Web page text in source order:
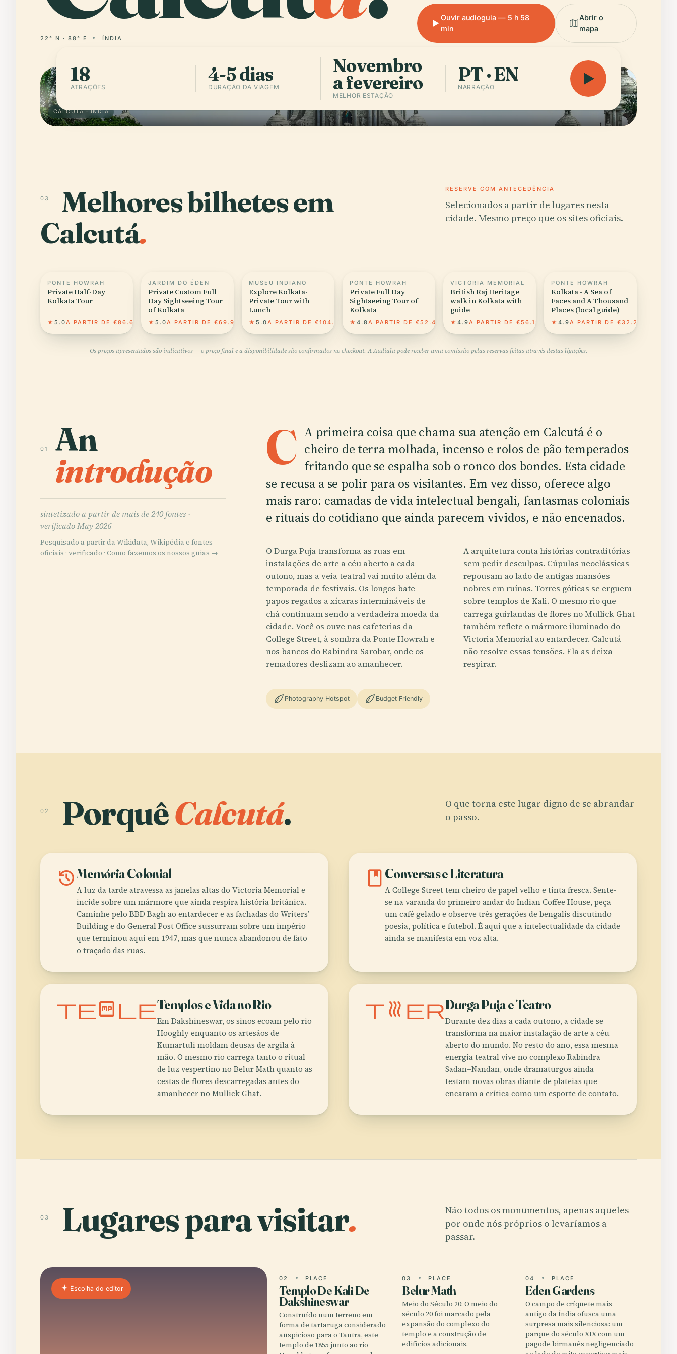
22° N · 88° E ÍNDIA
Ouvir audioguia — 5 h 58
min
Abrir o
mapa
CALCUTÁ · ÍNDIA
18
ATRAÇÕES
4-5 dias
DURAÇÃO DA VIAGEM
Novembro
a fevereiro
MELHOR ESTAÇÃO
PT · EN
NARRAÇÃO
03
Melhores bilhetes em
Calcutá.
RESERVE COM ANTECEDÊNCIA
Selecionados a partir de lugares nesta
cidade. Mesmo preço que os sites oficiais.
PONTE HOWRAH
Private Half-Day
Kolkata Tour
★ 5.0A PARTIR DE €86.60
JARDIM DO ÉDEN
Private Custom Full
Day Sightseeing Tour
of Kolkata
★ 5.0A PARTIR DE €69.96
MUSEU INDIANO
Explore Kolkata-
Private Tour with
Lunch
★ 5.0A PARTIR DE €104.85
PONTE HOWRAH
Private Full Day
Sightseeing Tour of
Kolkata
★ 4.8A PARTIR DE €52.49
VICTORIA MEMORIAL
British Raj Heritage
walk in Kolkata with
guide
★ 4.9A PARTIR DE €56.12
PONTE HOWRAH
Kolkata - A Sea of
Faces and A Thousand
Places (local guide)
★ 4.9A PARTIR DE €32.27
Os preços apresentados são indicativos — o preço final e a disponibilidade são confirmados no checkout. A Audiala pode receber uma comissão pelas reservas feitas através destas ligações.
01 An
introdução
sintetizado a partir de mais de 240 fontes ·
verificado May 2026
Pesquisado a partir da Wikidata, Wikipédia e fontes
oficiais · verificado · Como fazemos os nossos guias →
C A primeira coisa que chama sua atenção em Calcutá é o
cheiro de terra molhada, incenso e rolos de pão temperados
fritando que se espalha sob o ronco dos bondes. Esta cidade
se recusa a se polir para os visitantes. Em vez disso, oferece algo
mais raro: camadas de vida intelectual bengali, fantasmas coloniais
e rituais do cotidiano que ainda parecem vividos, e não encenados.
O Durga Puja transforma as ruas em
instalações de arte a céu aberto a cada
outono, mas a veia teatral vai muito além da
temporada de festivais. Os longos bate-
papos regados a xícaras intermináveis de
chá continuam sendo a verdadeira moeda da
cidade. Você os ouve nas cafeterias da
College Street, à sombra da Ponte Howrah e
nos bancos do Rabindra Sarobar, onde os
remadores deslizam ao amanhecer.
A arquitetura conta histórias contraditórias
sem pedir desculpas. Cúpulas neoclássicas
repousam ao lado de antigas mansões
nobres em ruínas. Torres góticas se erguem
sobre templos de Kali. O mesmo rio que
carrega guirlandas de flores no Mullick Ghat
também reflete o mármore iluminado do
Victoria Memorial ao entardecer. Calcutá
não resolve essas tensões. Ela as deixa
respirar.
Photography Hotspot Budget Friendly
02 PorquêCalcutá.
O que torna este lugar digno de se abrandar
o passo.
historyMemória Colonial
A luz da tarde atravessa as janelas altas do Victoria Memorial e
incide sobre um mármore que ainda respira história britânica.
Caminhe pelo BBD Bagh ao entardecer e as fachadas do Writers’
Building e do General Post Office sussurram sobre um império
que terminou aqui em 1947, mas que nunca abandonou de fato
o traçado das ruas.
book Conversas e Literatura
A College Street tem cheiro de papel velho e tinta fresca. Sente-
se na varanda do primeiro andar do Indian Coffee House, peça
um café gelado e observe três gerações de bengalis discutindo
poesia, política e futebol. É aqui que a intelectualidade da cidade
ainda se manifesta em voz alta.
templeTemplos e Vida no Rio
Em Dakshineswar, os sinos ecoam pelo rio
Hooghly enquanto os artesãos de
Kumartuli moldam deusas de argila à
mão. O mesmo rio carrega tanto o ritual
de luz vespertino no Belur Math quanto as
cestas de flores descarregadas antes do
amanhecer no Mullick Ghat.
theaterDurga Puja e Teatro
Durante dez dias a cada outono, a cidade se
transforma na maior instalação de arte a céu
aberto do mundo. No resto do ano, essa mesma
energia teatral vive no complexo Rabindra
Sadan–Nandan, onde dramaturgos ainda
testam novas obras diante de plateias que
encaram a crítica como um esporte de contato.
03 Lugares para visitar.
Não todos os monumentos, apenas aqueles
por onde nós próprios o levaríamos a
passar.
Escolha do editor
02 PLACE
Templo De Kali De
Dakshineswar
Construído num terreno em
forma de tartaruga considerado
auspicioso para o Tantra, este
templo de 1855 junto ao rio
03 PLACE
Belur Math
Meio do Século 20: O meio do
século 20 foi marcado pela
expansão do complexo do
templo e a construção de
edifícios adicionais.
04 PLACE
Eden Gardens
O campo de críquete mais
antigo da Índia ofusca uma
surpresa mais silenciosa: um
parque do século XIX com um
pagode birmanês negligenciado